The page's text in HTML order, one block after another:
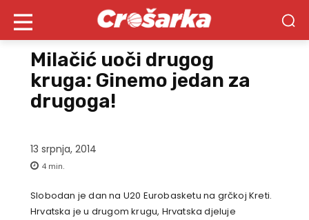
Milačić uoči drugog
kruga: Ginemo jedan za
drugoga!
13 srpnja, 2014
4 min.
Slobodan je dan na U20 Eurobasketu na grčkoj Kreti.
Hrvatska je u drugom krugu, Hrvatska djeluje